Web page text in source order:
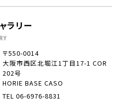
ラリー
〒550-0014
大阪市西区北堀江1丁目17-1 COR
202号
HORIE BASE CASO
TEL 06-6976-8831